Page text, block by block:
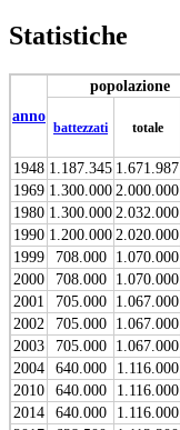
Statistiche
anno
popolazione
battezzati totale
1948 1.187.345 1.671.987
1969 1.300.000 2.000.000
1980 1.300.000 2.032.000
1990 1.200.000 2.020.000
1999
708.000 1.070.000
2000
708.000 1.070.000
2001
705.000 1.067.000
2002
705.000 1.067.000
2003
705.000 1.067.000
2004
640.000 1.116.000
2010
640.000 1.116.000
2014
640.000 1.116.000